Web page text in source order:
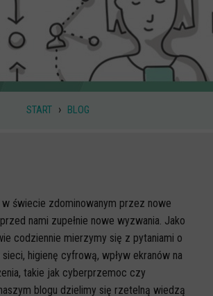
START › BLOG
świecie zdominowanym przez nowe
nami zupełnie nowe wyzwania. Jako
codziennie mierzymy się z pytaniami o
higienę cyfrową, wpływ ekranów na
takie jak cyberprzemoc czy
blogu dzielimy się rzetelną wiedzą
i teledysk